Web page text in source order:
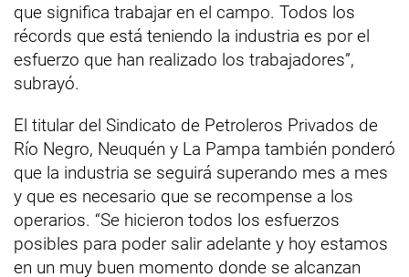
que significa trabajar en el campo. Todos los
récords que está teniendo la industria es por el
esfuerzo que han realizado los trabajadores”,
subrayó.
El titular del Sindicato de Petroleros Privados de
Río Negro, Neuquén y La Pampa también ponderó
que la industria se seguirá superando mes a mes
y que es necesario que se recompense a los
operarios. “Se hicieron todos los esfuerzos
posibles para poder salir adelante y hoy estamos
en un muy buen momento donde se alcanzan